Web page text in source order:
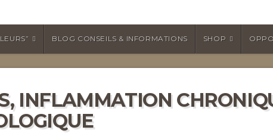
BLOG CONSEILS & INFORMATIONS SHOP
INFLAMMATION